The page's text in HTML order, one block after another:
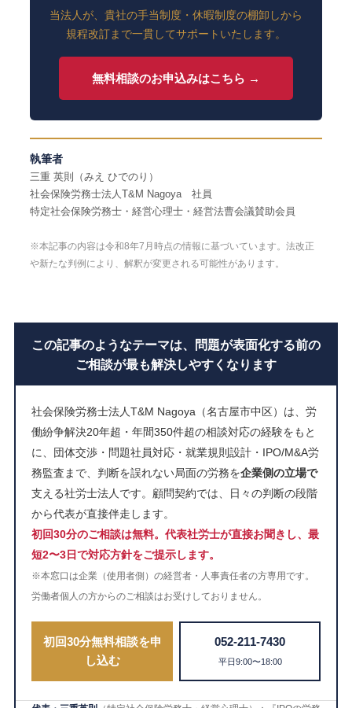
当法人が、貴社の手当制度・休暇制度の棚卸しから
規程改訂まで一貫してサポートいたします。
無料相談のお申込みはこちら →
執筆者
三重 英則（みえ ひでのり）
社会保険労務士法人T&M Nagoya 社員
特定社会保険労務士・経営心理士・経営法曹会議賛助会員
※本記事の内容は令和8年7月時点の情報に基づいています。法改正
や新たな判例により、解釈が変更される可能性があります。
この記事のようなテーマは、問題が表面化する前の
ご相談が最も解決しやすくなります
社会保険労務士法人T&M Nagoya（名古屋市中区）は、労
働紛争解決20年超・年間350件超の相談対応の経験をもと
に、団体交渉・問題社員対応・就業規則設計・IPO/M&A労
務監査まで、判断を誤れない局面の労務を企業側の立場で
支える社労士法人です。顧問契約では、日々の判断の段階
から代表が直接伴走します。
初回30分のご相談は無料。代表社労士が直接お聞きし、最
短2〜3日で対応方針をご提示します。
※本窓口は企業（使用者側）の経営者・人事責任者の方専用です。
労働者個人の方からのご相談はお受けしておりません。
初回30分無料相談を申
し込む
052-211-7430
平日9:00〜18:00